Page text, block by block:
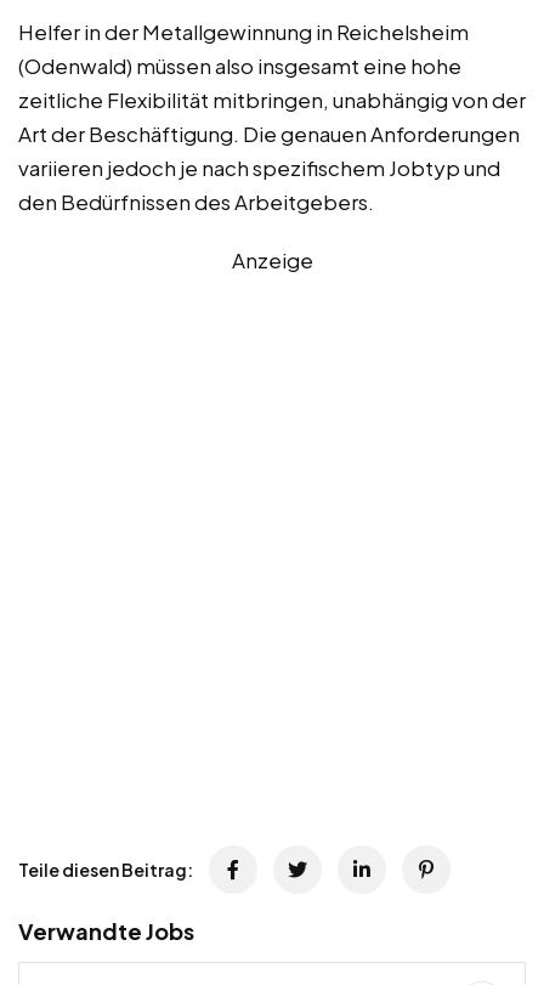
Helfer in der Metallgewinnung in Reichelsheim
(Odenwald) müssen also insgesamt eine hohe
zeitliche Flexibilität mitbringen, unabhängig von der
Art der Beschäftigung. Die genauen Anforderungen
variieren jedoch je nach spezifischem Jobtyp und
den Bedürfnissen des Arbeitgebers.
Anzeige
Teile diesen Beitrag:
Verwandte Jobs